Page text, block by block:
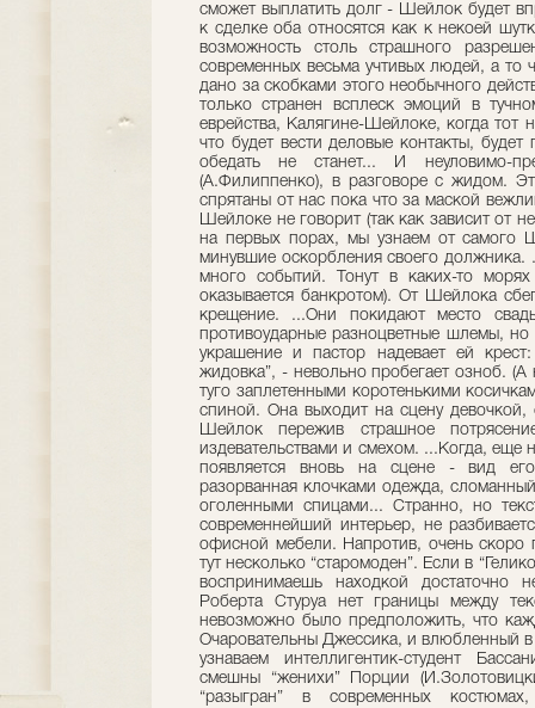
сможет выплатить долг - Шейлок будет
к сделке оба относятся как к некоей
возможность столь страшного
современных весьма учтивых людей, а то
дано за скобками этого необычного
только странен всплеск эмоций в
еврейства, Калягине-Шейлоке, когда тот
что будет вести деловые контакты,
обедать не станет... И неуловимо-
(А.Филиппенко), в разговоре с жидом.
спрятаны от нас пока что за маской
Шейлоке не говорит (так как зависит от
на первых порах, мы узнаем от самого
минувшие оскорбления своего должника.
много событий. Тонут в каких-то
оказывается банкротом). От Шейлока
крещение. ...Они покидают место
противоударные разноцветные шлемы,
украшение и пастор надевает ей
жидовка”, - невольно пробегает озноб.
туго заплетенными коротенькими
спиной. Она выходит на сцену девочкой,
Шейлок пережив страшное
издевательствами и смехом. ...Когда, еще
появляется вновь на сцене - вид
разорванная клочками одежда,
оголенными спицами... Странно, но
современнейший интерьер, не
офисной мебели. Напротив, очень скоро
тут несколько “старомоден”. Если в
воспринимаешь находкой
Роберта Стуруа нет границы между
невозможно было предположить, что
Очаровательны Джессика, и влюбленный
узнаваем интеллигентик-студент
смешны “женихи” Порции
“разыгран” в современных